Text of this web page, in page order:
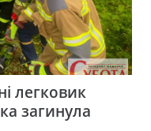
легковик
загинула